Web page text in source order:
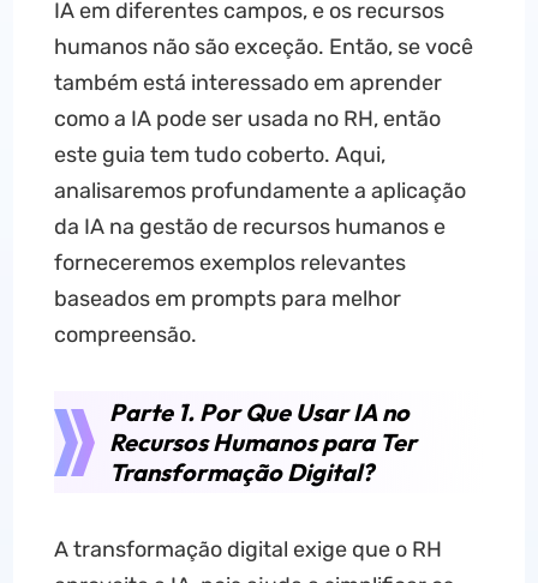
IA em diferentes campos, e os recursos
humanos não são exceção. Então, se você
também está interessado em aprender
como a IA pode ser usada no RH, então
este guia tem tudo coberto. Aqui,
analisaremos profundamente a aplicação
da IA na gestão de recursos humanos e
forneceremos exemplos relevantes
baseados em prompts para melhor
compreensão.
Parte 1. Por Que Usar IA no
Recursos Humanos para Ter
Transformação Digital?
A transformação digital exige que o RH